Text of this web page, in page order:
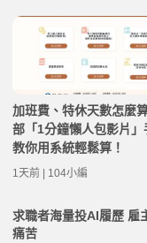
加班費、特休天數怎麼
部「1分鐘懶人包影片」
教你用系統輕鬆算！
1天前 | 104小編
求職者海量投AI履歷
痛苦